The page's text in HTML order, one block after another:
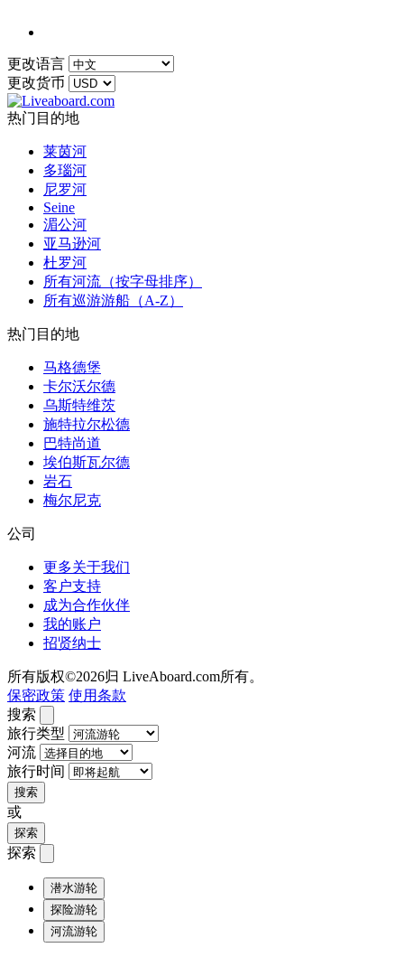
更改语言
更改货币
热门目的地
莱茵河
多瑙河
尼罗河
Seine
湄公河
亚马逊河
杜罗河
所有河流（按字母排序）
所有巡游游船（A-Z）
热门目的地
马格德堡
卡尔沃尔德
乌斯特维茨
施特拉尔松德
巴特尚道
埃伯斯瓦尔德
岩石
梅尔尼克
公司
更多关于我们
客户支持
成为合作伙伴
我的账户
招贤纳士
所有版权©2026归 LiveAboard.com所有。
保密政策 使用条款
搜索
旅行类型
河流
旅行时间
搜索
或
探索
探索
潜水游轮
探险游轮
河流游轮